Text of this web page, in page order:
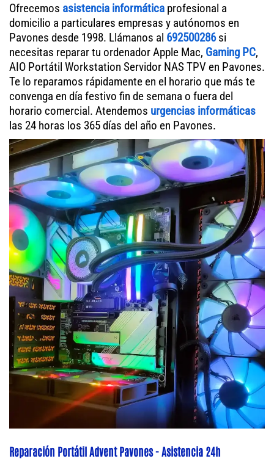
Ofrecemos asistencia informática profesional a
domicilio a particulares empresas y autónomos en
Pavones desde 1998. Llámanos al 692500286si
necesitas reparar tu ordenador Apple Mac, Gaming PC,
AIO Portátil Workstation Servidor NAS TPV en Pavones.
Te lo reparamos rápidamente en el horario que más te
convenga en día festivo fin de semana o fuera del
horario comercial. Atendemos urgencias informáticas
las 24 horas los 365 días del año en Pavones.
Reparación Portátil Advent Pavones - Asistencia 24h